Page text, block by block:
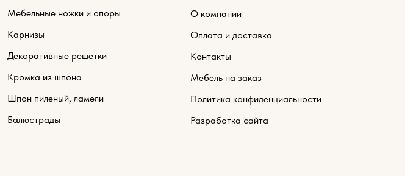
О компании
Оплата и доставка
Контакты
Мебель на заказ
Разработка сайта
Кромка из шпона
Балюстрады
Шпон пиленый, ламели
Декоративные решетки
Карнизы
Мебельные ножки и опоры
Политика конфиденциальности